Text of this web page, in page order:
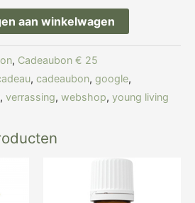
aan winkelwagen
, Cadeaubon € 25
, cadeaubon, google,
, verrassing, webshop, young living